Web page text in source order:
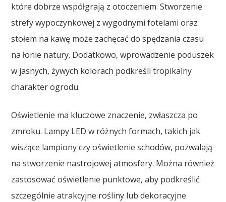
które dobrze współgrają z otoczeniem. Stworzenie
strefy wypoczynkowej z wygodnymi fotelami oraz
stołem na kawę może zachęcać do spędzania czasu
na łonie natury. Dodatkowo, wprowadzenie poduszek
w jasnych, żywych kolorach podkreśli tropikalny
charakter ogrodu.
Oświetlenie ma kluczowe znaczenie, zwłaszcza po
zmroku. Lampy LED w różnych formach, takich jak
wiszące lampiony czy oświetlenie schodów, pozwalają
na stworzenie nastrojowej atmosfery. Można również
zastosować oświetlenie punktowe, aby podkreślić
szczególnie atrakcyjne rośliny lub dekoracyjne